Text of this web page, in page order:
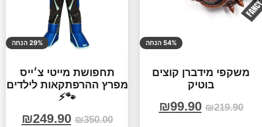
54% הנחה
משקפי מידברן קוצים
בוטיק
₪219.90
₪99.90
29% הנחה
תחפושת מייטי צ׳ייס
מפרץ ההרפתקאות לילדים
🐾⚡
₪350.00
₪249.90